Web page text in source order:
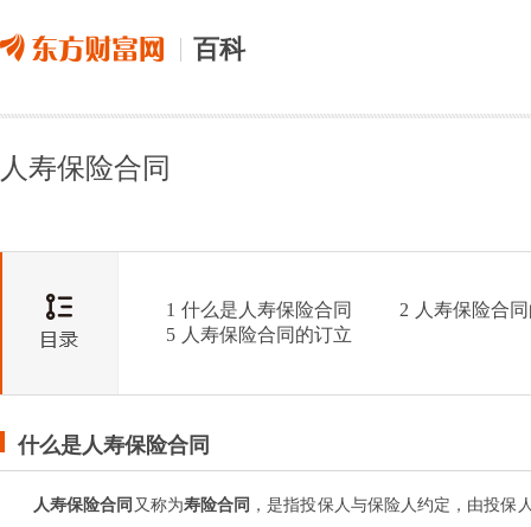
百科
人寿保险合同
1 什么是人寿保险合同 2 人寿保险合
5 人寿保险合同的订立
什么是人寿保险合同
人寿保险合同 又称为寿险合同 ，是指投保人与保险人约定，由投